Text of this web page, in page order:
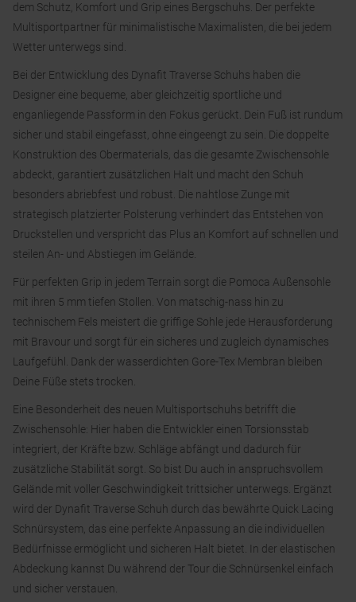
dem Schutz, Komfort und Grip eines Bergschuhs. Der perfekte
Multisportpartner für minimalistische Maximalisten, die bei jedem
Wetter unterwegs sind.
Bei der Entwicklung des Dynafit Traverse Schuhs haben die
Designer eine bequeme, aber gleichzeitig sportliche und
enganliegende Passform in den Fokus gerückt. Dein Fuß ist rundum
sicher und stabil eingefasst, ohne eingeengt zu sein. Die doppelte
Konstruktion des Obermaterials, das die gesamte Zwischensohle
abdeckt, garantiert zusätzlichen Halt und macht den Schuh
besonders abriebfest und robust. Die nahtlose Zunge mit
strategisch platzierter Polsterung verhindert das Entstehen von
Druckstellen und verspricht das Plus an Komfort auf schnellen und
steilen An- und Abstiegen im Gelände.
Für perfekten Grip in jedem Terrain sorgt die Pomoca Außensohle
mit ihren 5 mm tiefen Stollen. Von matschig-nass hin zu
technischem Fels meistert die griffige Sohle jede Herausforderung
mit Bravour und sorgt für ein sicheres und zugleich dynamisches
Laufgefühl. Dank der wasserdichten Gore-Tex Membran bleiben
Deine Füße stets trocken.
Eine Besonderheit des neuen Multisportschuhs betrifft die
Zwischensohle: Hier haben die Entwickler einen Torsionsstab
integriert, der Kräfte bzw. Schläge abfängt und dadurch für
zusätzliche Stabilität sorgt. So bist Du auch in anspruchsvollem
Gelände mit voller Geschwindigkeit trittsicher unterwegs. Ergänzt
wird der Dynafit Traverse Schuh durch das bewährte Quick Lacing
Schnürsystem, das eine perfekte Anpassung an die individuellen
Bedürfnisse ermöglicht und sicheren Halt bietet. In der elastischen
Abdeckung kannst Du während der Tour die Schnürsenkel einfach
und sicher verstauen.